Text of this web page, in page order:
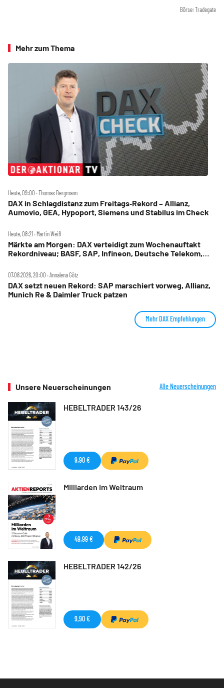
Börse: Tradegate
Mehr zum Thema
Heute, 09:00 ‧ Thomas Bergmann
DAX in Schlagdistanz zum Freitags‑Rekord – Allianz,
Aumovio, GEA, Hypoport, Siemens und Stabilus im Check
Heute, 08:21 ‧ Martin Weiß
Märkte am Morgen: DAX verteidigt zum Wochenauftakt
Rekordniveau; BASF, SAP, Infineon, Deutsche Telekom,
07.08.2026, 20:00 ‧ Annalena Götz
DAX setzt neuen Rekord: SAP marschiert vorweg, Allianz,
Munich Re & Daimler Truck patzen
Mehr DAX Empfehlungen
Unsere Neuerscheinungen Alle Neuerscheinungen
HEBELTRADER 143/26
9,90 €
Milliarden im Weltraum
49,99 €
HEBELTRADER 142/26
9,90 €